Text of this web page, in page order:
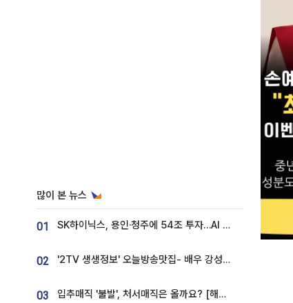
많이 본 뉴스
01 SK하이닉스, 용인·청주에 54조 투자…AI 메모리 생산기지 키운다
02 '2TV 생생정보' 오늘방송맛집- 배우 강성진 단골! 쌀국수ㆍ푸팟퐁 커리 맛집 '블○○○'
03 입추매직 '불발', 처서매직은 올까요? [해시태그]